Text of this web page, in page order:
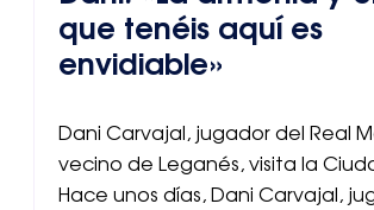
que tenéis aquí es
envidiable»
Dani Carvajal, jugador del Real
vecino de Leganés, visita la
Hace unos días, Dani Carvajal,